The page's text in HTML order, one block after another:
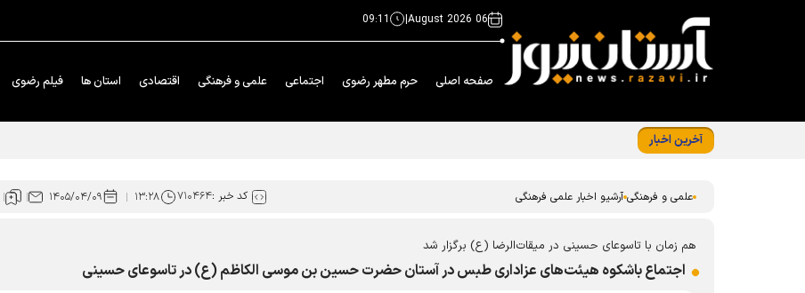
06 August 2026
|
09:11
صفحه اصلی حرم مطهر رضوی اجتماعی علمی و فرهنگی اقتصادی استان ها فیلم رضوی
آخرین اخبار
علمی و فرهنگی آرشیو اخبار علمی فرهنگی کد خبر :۷۱۰۴۶۴ ۱۳:۲۸ ۱۴۰۵/۰۴/۰۹
هم زمان با تاسوعای حسینی در میقات‌الرضا (ع) برگزار شد
اجتماع باشکوه هیئت‌های عزاداری طبس در آستان حضرت حسین بن موسی الکاظم (ع) در تاسوعای حسینی